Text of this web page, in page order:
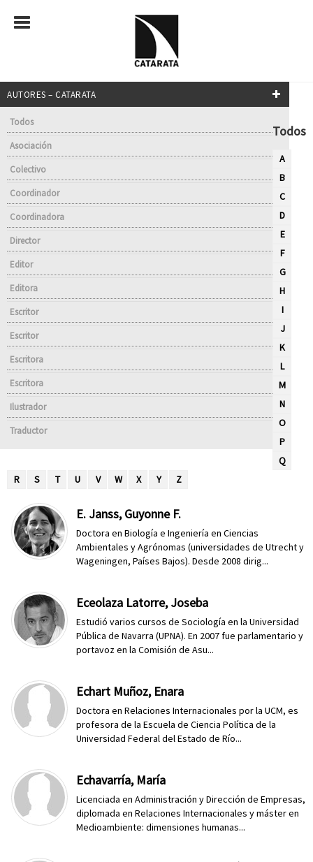
AUTORES – CATARATA
Todos
Asociación
Colectivo
Coordinador
Coordinadora
Director
Editor
Editora
Escritor
Escritor
Escritora
Escritora
Ilustrador
Traductor
Todos
A
B
C
D
E
F
G
H
I
J
K
L
M
N
O
P
Q
R
S T U V W X Y Z
E. Janss, Guyonne F.
Doctora en Biología e Ingeniería en Ciencias
Ambientales y Agrónomas (universidades de Utrecht y
Wageningen, Países Bajos). Desde 2008 dirig...
Eceolaza Latorre, Joseba
Estudió varios cursos de Sociología en la Universidad
Pública de Navarra (UPNA). En 2007 fue parla­mentario y
portavoz en la Comisión de Asu...
Echart Muñoz, Enara
Doctora en Relaciones Internacionales por la UCM, es
profesora de la Escuela de Ciencia Política de la
Universidad Federal del Estado de Río...
Echavarría, María
Licenciada en Administración y Dirección de Empresas,
diplomada en Relaciones Internacionales y máster en
Medioambiente: dimensiones humanas...